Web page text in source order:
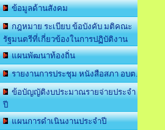
ข้อมูลด้านสังคม
กฎหมาย ระเบียบ ข้อบังคับ มติคณะ
รัฐมนตรีที่เกี่ยวข้องในการปฏิบัติงาน
แผนพัฒนาท้องถิ่น
รายงานการประชุม หนังสือสภา อบต.
ข้อบัญญัติงบประมาณรายจ่ายประจำ
ปี
แผนการดำเนินงานประจำปี